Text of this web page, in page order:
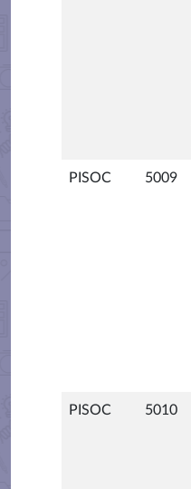
PISOC 5009
PISOC 5010